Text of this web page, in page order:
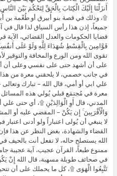
أَنزَلْنَا إِلَيْكَ الْكِتَابَ بِالْحَقِّ لِتَحْكُمَ بَيْنَ
۩، وذلك في قصة بنو أُبيرق أو طُعْمة بن
جميعاً، إذن هذا رأس السياق لذا قال
قضايا الحكومات والعدل القضائي، الآية
قَوَّامِينَ بِالْقِسْطِ شُهَدَاءَ لِلَّهِ وَلَوْ عَلَى
تقوى الله ومن الورع والمخافة والتوقير
على أن أشهد حتى على نفسي وعلى
في جانب خصمي، لا يلحقني معرة من
علي ابي أو أمي، قال الله – تبارك
معرة في مُجتمَع قبلي يُولي هذه المسائل
المدني، قال أَوِ الْوَالِدَيْنِ ۩، أي حتى علي
وَالْأَقْرَبِينَ ۚ إِن يَكُنْ – المقضي عليه أو
لا ينبغي أن يُولى اعتباراً ولو أدنى
القضاء والشهادة، بغض النظر عن هذا فإن
الله يستصلح حاله، لا تفعل أنت بالحيف
ممنوع طبعاً، القرآن عجيب، آية عجيبة
في صحائف طويلة مسهبة، قال الله إِنْ يَكُنْ
تَتَّبِعُوا الْهَوَى ۩، كل ما يحملك على أن